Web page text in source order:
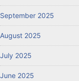
September 2025
August 2025
July 2025
June 2025